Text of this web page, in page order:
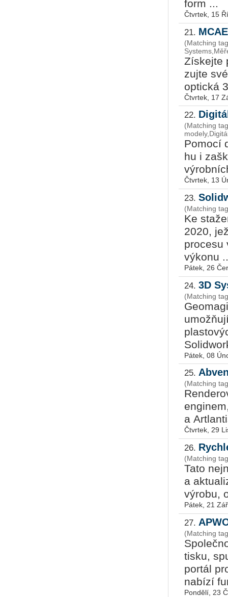
form ...
Čtvrtek, 15
21.
(Matching
Zís­kej­te
zuj­te
op­tic­ká
Čtvrtek, 17
22.
(Matching
Po­mo­cí
hu i
Čtvrtek, 13
23.
(Matching
Ke
2020,
procesu
výkonu
Pátek, 26
24. 3D
(Matching
Pátek, 08
25.
(Matching
a
Čtvrtek, 29
26.
(Matching
Tato
a
výrobu,
Pátek, 21
27.
(Matching
tisku,
portál
nabízí
Pondělí, 23